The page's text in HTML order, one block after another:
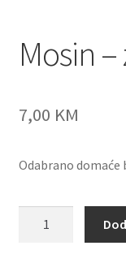
Mosin
7,00 KM
Odabrano domaće